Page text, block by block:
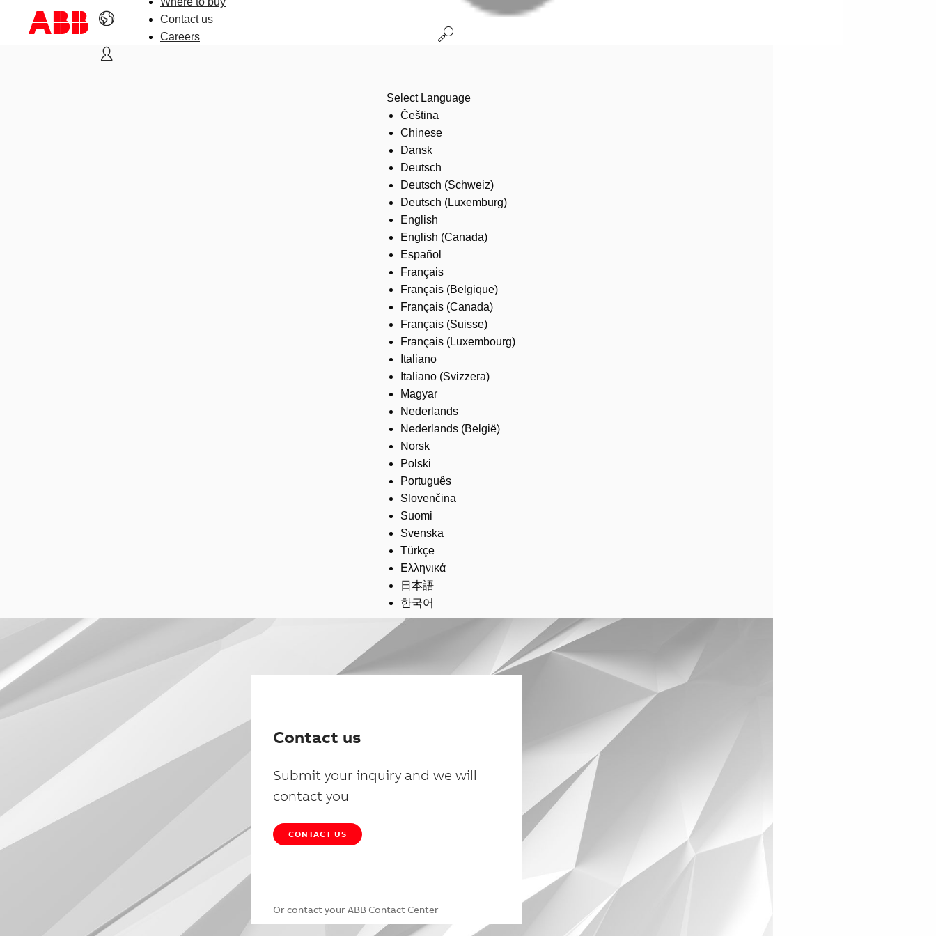
Contact us
Careers
Select Language
Čeština
Chinese
Dansk
Deutsch
Deutsch (Schweiz)
Deutsch (Luxemburg)
English
English (Canada)
Español
Français
Français (Belgique)
Français (Canada)
Français (Suisse)
Français (Luxembourg)
Italiano
Italiano (Svizzera)
Magyar
Nederlands
Nederlands (België)
Norsk
Polski
Português
Slovenčina
Suomi
Svenska
Türkçe
Ελληνικά
日本語
한국어
Contact us
Submit your inquiry and we will
contact you
CONTACT US
Or contact your ABB Contact Center